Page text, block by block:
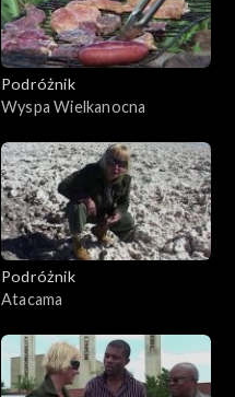
Podróżnik
Wyspa Wielkanocna
Podróżnik
Atacama